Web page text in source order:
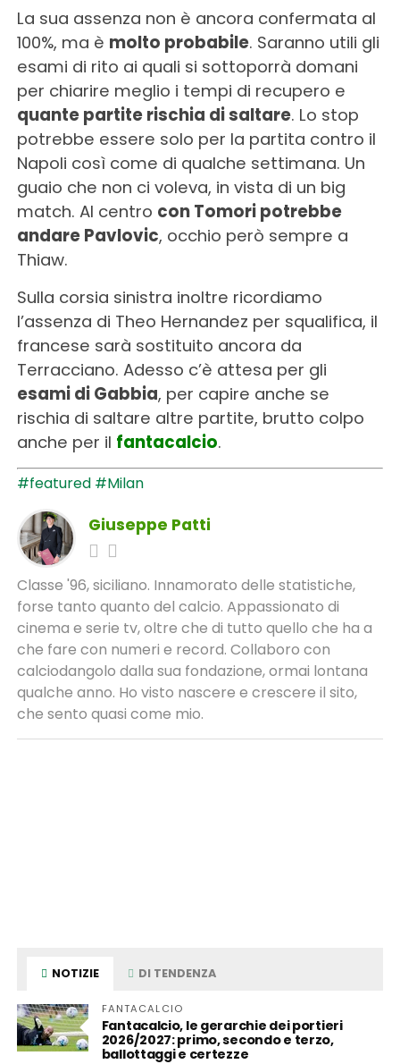
La sua assenza non è ancora confermata al
100%, ma è molto probabile. Saranno utili gli
esami di rito ai quali si sottoporrà domani
per chiarire meglio i tempi di recupero e
quante partite rischia di saltare. Lo stop
potrebbe essere solo per la partita contro il
Napoli così come di qualche settimana. Un
guaio che non ci voleva, in vista di un big
match. Al centro con Tomori potrebbe
andare Pavlovic, occhio però sempre a
Thiaw.
Sulla corsia sinistra inoltre ricordiamo
l’assenza di Theo Hernandez per squalifica, il
francese sarà sostituito ancora da
Terracciano. Adesso c’è attesa per gli
esami di Gabbia, per capire anche se
rischia di saltare altre partite, brutto colpo
anche per il fantacalcio.
#featured #Milan
Giuseppe Patti
Classe '96, siciliano. Innamorato delle statistiche,
forse tanto quanto del calcio. Appassionato di
cinema e serie tv, oltre che di tutto quello che ha a
che fare con numeri e record. Collaboro con
calciodangolo dalla sua fondazione, ormai lontana
qualche anno. Ho visto nascere e crescere il sito,
che sento quasi come mio.
NOTIZIE DI TENDENZA
FANTACALCIO
Fantacalcio, le gerarchie dei portieri
2026/2027: primo, secondo e terzo,
ballottaggi e certezze